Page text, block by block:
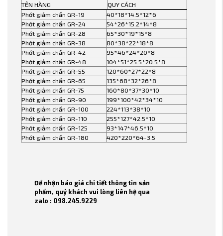
TÊN HÀNG
QUY CÁCH
Phớt giảm chấn GR-19
40*18*14.5*12*6
Phớt giảm chấn GR-24
54*26*15.2*14*8
Phớt giảm chấn GR-28
65*30*19*15*8
Phớt giảm chấn GR-38
80*38*22*18*8
Phớt giảm chấn GR-42
95*46*24*20*8
Phớt giảm chấn GR-48
104*51*25.5*20.5*8
Phớt giảm chấn GR-55
120*60*27*22*8
Phớt giảm chấn GR-65
135*68*32*26*8
Phớt giảm chấn GR-75
160*80*37*30*10
Phớt giảm chấn GR-90
199*100*42*34*10
Phớt giảm chấn GR-100
224*113*38*10
Phớt giảm chấn GR-110
255*127*42.5*10
Phớt giảm chấn GR-125
93*147*46.5*10
Phớt giảm chấn GR-180
420*220*64-3.5
Để nhận báo giá chi tiết thông tin sản
phẩm, quý khách vui lòng liên hệ qua
zalo : 098.245.9229